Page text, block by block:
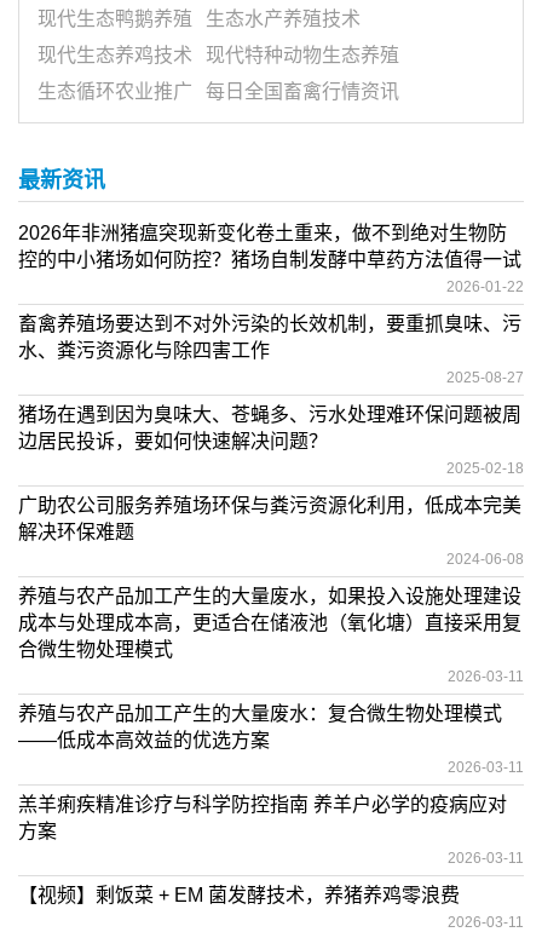
现代生态鸭鹅养殖
生态水产养殖技术
现代生态养鸡技术
现代特种动物生态养殖
生态循环农业推广
每日全国畜禽行情资讯
最新资讯
2026年非洲猪瘟突现新变化卷土重来，做不到绝对生物防
控的中小猪场如何防控？猪场自制发酵中草药方法值得一试
2026-01-22
畜禽养殖场要达到不对外污染的长效机制，要重抓臭味、污
水、粪污资源化与除四害工作
2025-08-27
猪场在遇到因为臭味大、苍蝇多、污水处理难环保问题被周
边居民投诉，要如何快速解决问题？
2025-02-18
广助农公司服务养殖场环保与粪污资源化利用，低成本完美
解决环保难题
2024-06-08
养殖与农产品加工产生的大量废水，如果投入设施处理建设
成本与处理成本高，更适合在储液池（氧化塘）直接采用复
合微生物处理模式
2026-03-11
养殖与农产品加工产生的大量废水：复合微生物处理模式
——低成本高效益的优选方案
2026-03-11
羔羊痢疾精准诊疗与科学防控指南 养羊户必学的疫病应对
方案
2026-03-11
【视频】剩饭菜 + EM 菌发酵技术，养猪养鸡零浪费
2026-03-11